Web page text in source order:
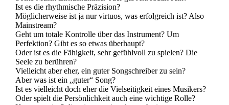
Ist es die rhythmische Präzision?
Möglicherweise ist ja nur virtuos, was erfolgreich ist? Also
Mainstream?
Geht um totale Kontrolle über das Instrument? Um
Perfektion? Gibt es so etwas überhaupt?
Oder ist es die Fähigkeit, sehr gefühlvoll zu spielen? Die
Seele zu berühren?
Vielleicht aber eher, ein guter Songschreiber zu sein?
Aber was ist ein „guter“ Song?
Ist es vielleicht doch eher die Vielseitigkeit eines Musikers?
Oder spielt die Persönlichkeit auch eine wichtige Rolle?